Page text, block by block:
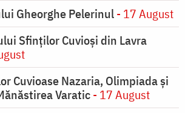
Gheorghe Pelerinul- 17 August
Sfinților Cuvioși din Lavra
Cuvioase Nazaria, Olimpiada și
Varatic- 17 August